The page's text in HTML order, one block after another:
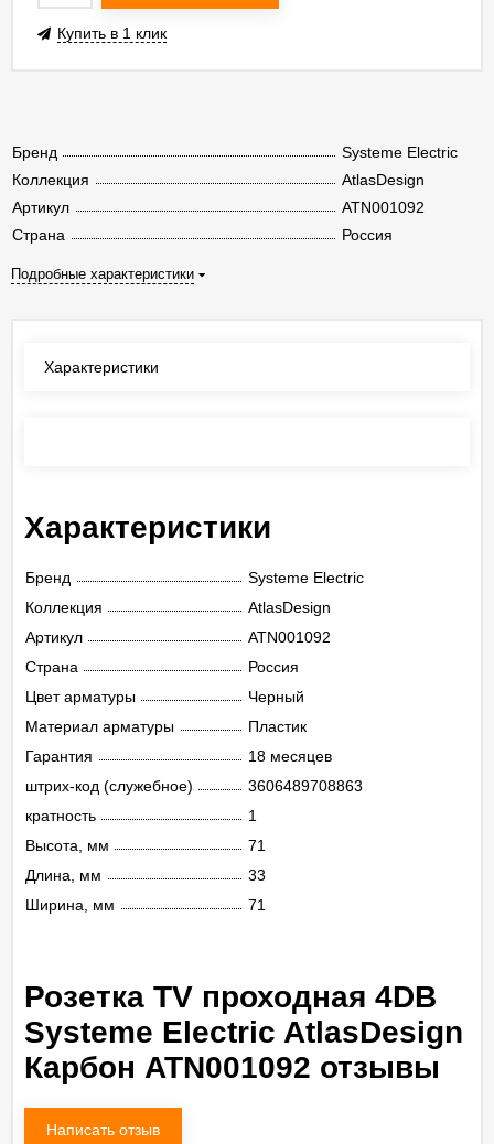
Бренд
Systeme Electric
Коллекция
AtlasDesign
Артикул
ATN001092
Страна
Россия
Подробные характеристики
Купить в 1 клик
Характеристики
Характеристики
Бренд
Systeme Electric
Коллекция
AtlasDesign
Артикул
ATN001092
Страна
Россия
Цвет арматуры
Черный
Материал арматуры
Пластик
Гарантия
18 месяцев
штрих-код (служебное)
3606489708863
кратность
1
Высота, мм
71
Длина, мм
33
Ширина, мм
71
Розетка TV проходная 4DB
Systeme Electric AtlasDesign
Карбон ATN001092 отзывы
Написать отзыв